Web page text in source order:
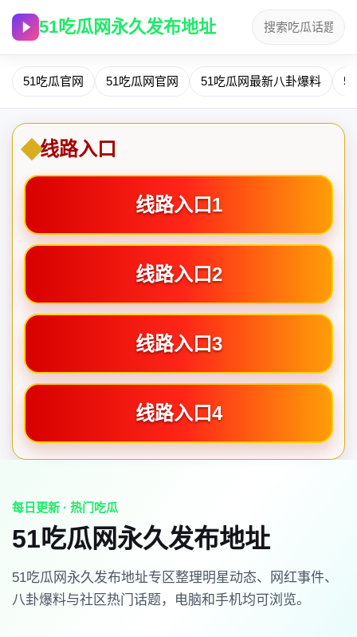
51吃瓜网永久发布地址
51吃瓜官网 51吃瓜网官网 51吃瓜网最新八卦爆料
线路入口
线路入口1
线路入口2
线路入口3
线路入口4
每日更新 · 热门吃瓜
51吃瓜网永久发布地址
51吃瓜网永久发布地址专区整理明星动态、网红事件、
八卦爆料与社区热门话题，电脑和手机均可浏览。